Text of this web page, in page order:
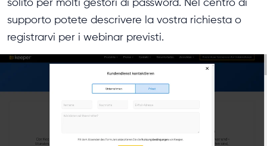
supporto potete descrivere la vostra richiesta o
registrarvi per i webinar previsti.